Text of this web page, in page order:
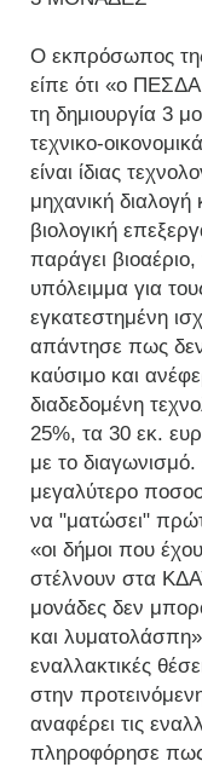
Ο εκπρόσωπος
είπε ότι «ο
τη δημιουργία 3
τεχνικο-
είναι ίδιας
μηχανική
βιολογική
παράγει
υπόλειμμα για
εγκατεστημένη
απάντησε πως
καύσιμο και
διαδεδομένη
25%, τα 30 εκ.
με το
μεγαλύτερο
να "ματώσει"
«οι δήμοι που
στέλνουν στα
μονάδες δεν
και
εναλλακτικές
στην
αναφέρει τις
πληροφόρησε πως